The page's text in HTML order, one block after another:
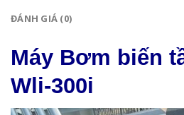
ĐÁNH GIÁ (0)
Máy Bơm biến
Wli-300i